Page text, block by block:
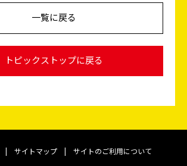
一覧に戻る
トピックストップに戻る
| サイトマップ | サイトのご利用について